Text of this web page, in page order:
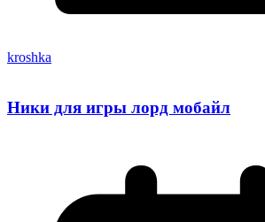
kroshka
Ники для игры лорд мобайл